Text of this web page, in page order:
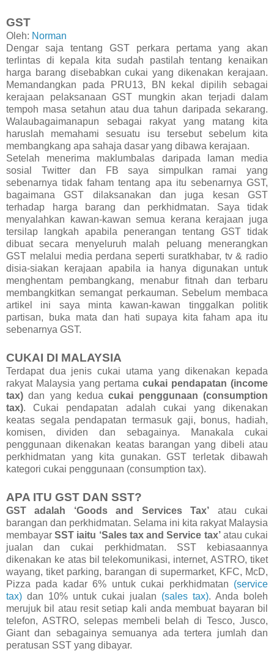
GST
Oleh: Norman
Dengar saja tentang GST perkara pertama yang akan
terlintas di kepala kita sudah pastilah tentang kenaikan
harga barang disebabkan cukai yang dikenakan kerajaan.
Memandangkan pada PRU13, BN kekal dipilih sebagai
kerajaan pelaksanaan GST mungkin akan terjadi dalam
tempoh masa setahun atau dua tahun daripada sekarang.
Walaubagaimanapun sebagai rakyat yang matang kita
haruslah memahami sesuatu isu tersebut sebelum kita
membangkang apa sahaja dasar yang dibawa kerajaan.
Setelah menerima maklumbalas daripada laman media
sosial Twitter dan FB saya simpulkan ramai yang
sebenarnya tidak faham tentang apa itu sebenarnya GST,
bagaimana GST dilaksanakan dan juga kesan GST
terhadap harga barang dan perkhidmatan. Saya tidak
menyalahkan kawan-kawan semua kerana kerajaan juga
tersilap langkah apabila penerangan tentang GST tidak
dibuat secara menyeluruh malah peluang menerangkan
GST melalui media perdana seperti suratkhabar, tv & radio
disia-siakan kerajaan apabila ia hanya digunakan untuk
menghentam pembangkang, menabur fitnah dan terbaru
membangkitkan semangat perkauman. Sebelum membaca
artikel ini saya minta kawan-kawan tinggalkan politik
partisan, buka mata dan hati supaya kita faham apa itu
sebenarnya GST.
CUKAI DI MALAYSIA
Terdapat dua jenis cukai utama yang dikenakan kepada
rakyat Malaysia yang pertamacukai pendapatan (income
tax) dan yang keduacukai penggunaan (consumption
tax). Cukai pendapatan adalah cukai yang dikenakan
keatas segala pendapatan termasuk gaji, bonus, hadiah,
komisen, dividen dan sebagainya. Manakala cukai
penggunaan dikenakan keatas barangan yang dibeli atau
perkhidmatan yang kita gunakan. GST terletak dibawah
kategori cukai penggunaan (consumption tax).
APA ITU GST DAN SST?
GST adalah ‘Goods and Services Tax’ atau cukai
barangan dan perkhidmatan. Selama ini kita rakyat Malaysia
membayarSST iaitu ‘Sales tax and Service tax’atau cukai
jualan dan cukai perkhidmatan. SST kebiasaannya
dikenakan ke atas bil telekomunikasi, internet, ASTRO, tiket
wayang, tiket parking, barangan di supermarket, KFC, McD,
Pizza pada kadar 6% untuk cukai perkhidmatan (service
tax) dan 10% untuk cukai jualan (sales tax). Anda boleh
merujuk bil atau resit setiap kali anda membuat bayaran bil
telefon, ASTRO, selepas membeli belah di Tesco, Jusco,
Giant dan sebagainya semuanya ada tertera jumlah dan
peratusan SST yang dibayar.